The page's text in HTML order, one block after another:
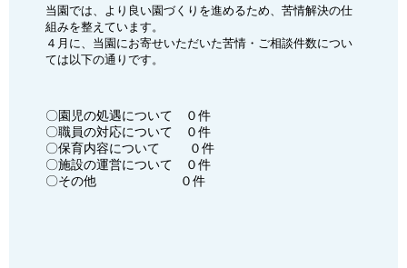
当園では、より良い園づくりを進めるため、苦情解決の仕
組みを整えています。
４月に、当園にお寄せいただいた苦情・ご相談件数につい
ては以下の通りです。
〇園児の処遇について ０件
〇職員の対応について ０件
〇保育内容について ０件
〇施設の運営について ０件
〇その他 ０件